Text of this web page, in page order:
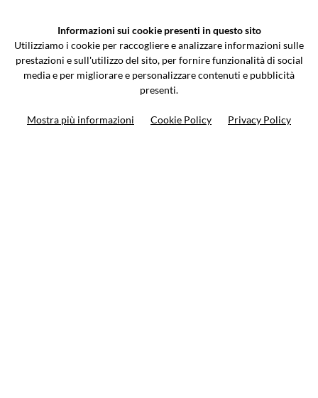
Via Galileo Galilei 5 | Verano Brianza (MB) 20843 | ITALY
0362-805407-info@valtermoto.com
Informazioni sui cookie presenti in questo sito
Utilizziamo i cookie per raccogliere e analizzare informazioni sulle
prestazioni e sull'utilizzo del sito, per fornire funzionalità di social
media e per migliorare e personalizzare contenuti e pubblicità
presenti.
Mostra più informazioni Cookie Policy Privacy Policy